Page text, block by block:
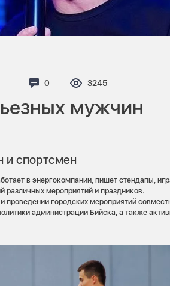
Комментариев:
0 Просмотров:
3245
мужчин
и спортсмен
в энергокомпании, пишет стендапы,
мероприятий и праздников.
проведении городских мероприятий
администрации Бийска, а также